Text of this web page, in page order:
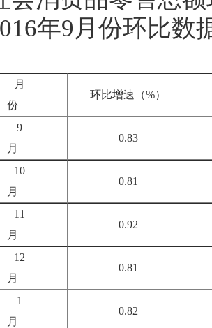
年9月份环比数
月
份
环比增速（%）
9
月
0.83
10
月
0.81
11
月
0.92
12
月
0.81
1
月
0.82